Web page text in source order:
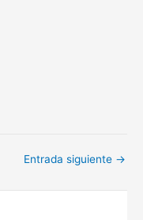
Entrada siguiente →